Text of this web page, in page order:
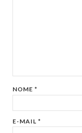
NOME*
E-MAIL*